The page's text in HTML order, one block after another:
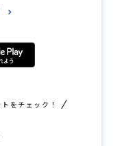
をチェック！